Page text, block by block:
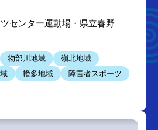
センター運動場・県立春野
物部川地域
嶺北地域
幡多地域
障害者スポーツ